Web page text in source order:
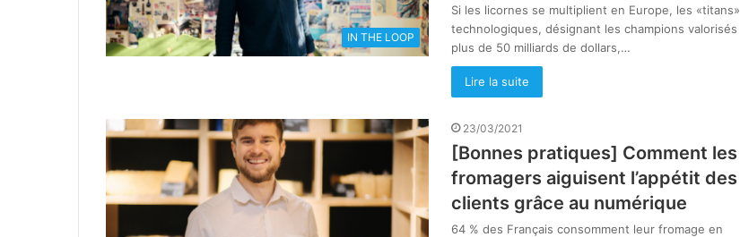
IN THE LOOP
Si les licornes se multiplient en Europe, les «titans»
technologiques, désignant les champions valorisés
plus de 50 milliards de dollars,…
Lire la suite
23/03/2021
[Bonnes pratiques] Comment les
fromagers aiguisent l’appétit des
clients grâce au numérique
64 % des Français consomment leur fromage en